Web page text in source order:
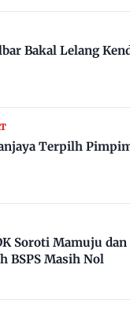
Bakal Lelang
Terpilh
Soroti Mamuju
BSPS Masih Nol